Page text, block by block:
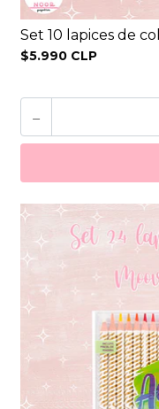
Set 10 lapices de
$5.990 CLP
-